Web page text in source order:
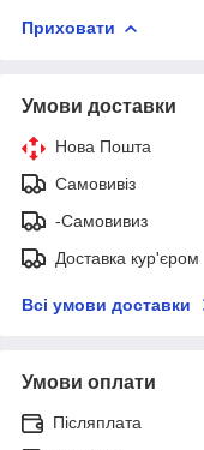
Приховати
Умови доставки
Нова Пошта
Самовивіз
-Самовивиз
Доставка кур'єром
Всі умови доставки
Умови оплати
Післяплата